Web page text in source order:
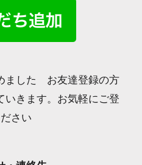
ました お友達登録の方
いきます。お気軽にご登
さい